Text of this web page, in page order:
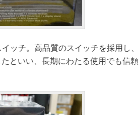
ッチ。高品質のスイッチを採用し、
といい、長期にわたる使用でも信頼